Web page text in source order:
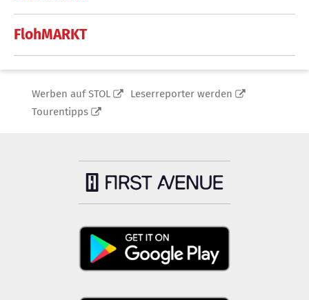
FlohMARKT
Werben auf STOL
Leserreporter werden
Tourentipps